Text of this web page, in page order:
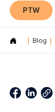
PTW
Blog